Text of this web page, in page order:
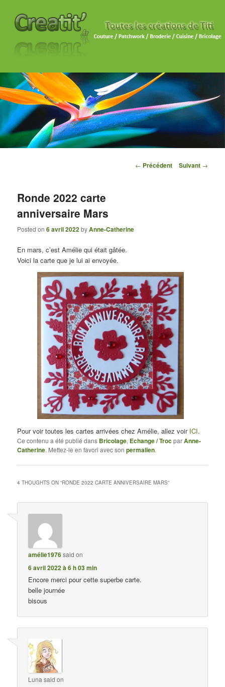
Navigation des articles
← Précédent Suivant →
Ronde 2022 carte
anniversaire Mars
Posted on6 avril 2022byAnne-Catherine
En mars, c’est Amélie qui était gâtée.
Voici la carte que je lui ai envoyée.
Pour voir toutes les cartes arrivées chez Amélie, allez voir ICI.
Ce contenu a été publié dans Bricolage, Echange / TrocparAnne-
Catherine. Mettez-le en favori avec sonpermalien.
4 THOUGHTS ON “RONDE 2022 CARTE ANNIVERSAIRE MARS”
amélie1976said on
6 avril 2022 à 6 h 03 min
Encore merci pour cette superbe carte.
belle journée
bisous
Luna said on